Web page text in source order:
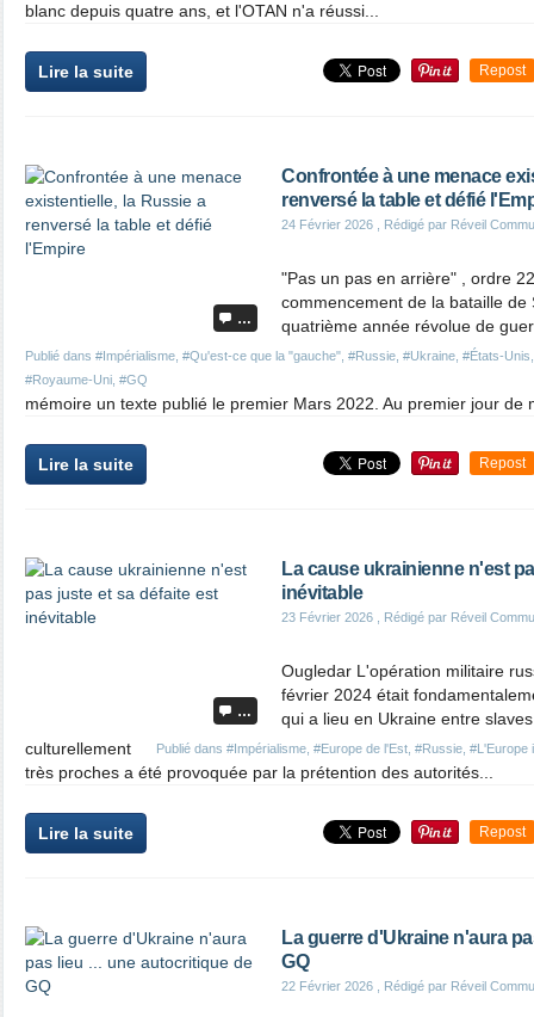
blanc depuis quatre ans, et l'OTAN n'a réussi...
Lire la suite Repost
…
Confrontée à une menace
renversé la table et défié
24 Février 2026 , Rédigé par Réveil
Publié dans #Impérialisme #Qu'est-ce que la "gauche" #Russie #Ukraine #États-Unis
#Royaume-Uni #GQ
"Pas un pas en arrière" , ordre
commencement de la bataille de
quatrième année révolue de
mémoire un texte publié le premier Mars 2022. Au premier jour de
Lire la suite Repost
…
La cause ukrainienne n'est
inévitable
23 Février 2026 , Rédigé par Réveil
Publié dans #Impérialisme #Europe de l'Est #Russie #L'Europe
Ougledar L'opération militaire
février 2024 était
qui a lieu en Ukraine entre
culturellement
très proches a été provoquée par la prétention des autorités...
Lire la suite Repost
La guerre d'Ukraine n'aura
GQ
22 Février 2026 , Rédigé par Réveil